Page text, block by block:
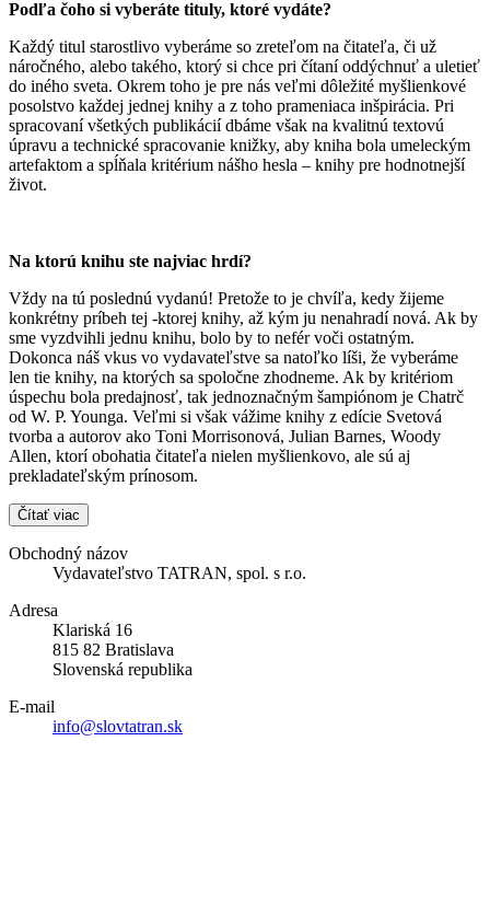
Podľa čoho si vyberáte tituly, ktoré vydáte?
Každý titul starostlivo vyberáme so zreteľom na čitateľa, či už
náročného, alebo takého, ktorý si chce pri čítaní oddýchnuť a uletieť
do iného sveta. Okrem toho je pre nás veľmi dôležité myšlienkové
posolstvo každej jednej knihy a z toho prameniaca inšpirácia. Pri
spracovaní všetkých publikácií dbáme však na kvalitnú textovú
úpravu a technické spracovanie knižky, aby kniha bola umeleckým
artefaktom a spĺňala kritérium nášho hesla – knihy pre hodnotnejší
život.
Na ktorú knihu ste najviac hrdí?
Vždy na tú poslednú vydanú! Pretože to je chvíľa, kedy žijeme
konkrétny príbeh tej -ktorej knihy, až kým ju nenahradí nová. Ak by
sme vyzdvihli jednu knihu, bolo by to nefér voči ostatným.
Dokonca náš vkus vo vydavateľstve sa natoľko líši, že vyberáme
len tie knihy, na ktorých sa spoločne zhodneme. Ak by kritériom
úspechu bola predajnosť, tak jednoznačným šampiónom je Chatrč
od W. P. Younga. Veľmi si však vážime knihy z edície Svetová
tvorba a autorov ako Toni Morrisonová, Julian Barnes, Woody
Allen, ktorí obohatia čitateľa nielen myšlienkovo, ale sú aj
prekladateľským prínosom.
Čítať viac
Obchodný názov
Vydavateľstvo TATRAN, spol. s r.o.
Adresa
Klariská 16
815 82 Bratislava
Slovenská republika
E-mail
info@slovtatran.sk